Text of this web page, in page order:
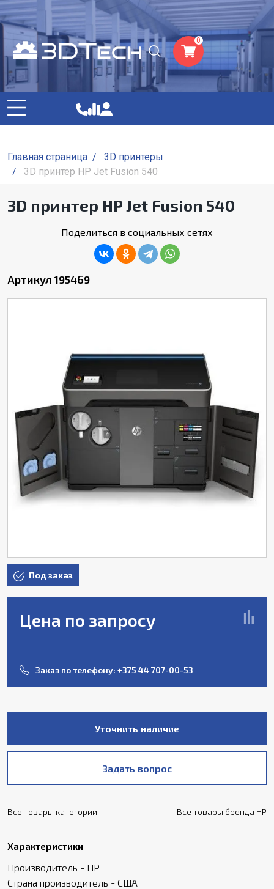
0
Главная страница /
3D принтеры
/
3D принтер HP Jet Fusion 540
3D принтер HP Jet Fusion 540
Поделиться в социальных сетях
Артикул 195469
Под заказ
Цена по запросу
Заказ по телефону: +375 44 707-00-53
Уточнить наличие
Задать вопрос
Все товары категории Все товары бренда HP
Характеристики
Производитель - HP
Страна производитель - США